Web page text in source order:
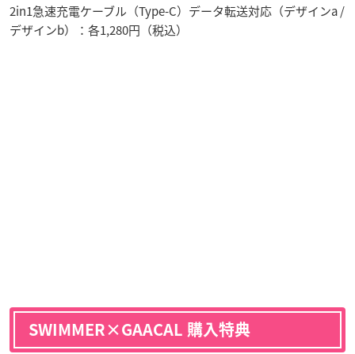
2in1急速充電ケーブル（Type-C）データ転送対応（デザインa /
デザインb）：各1,280円（税込）
SWIMMER×GAACAL 購入特典